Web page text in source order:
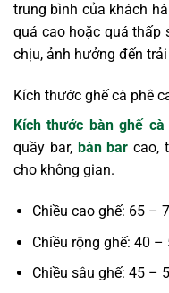
trung bình của khách
quá cao hoặc quá thấp
chịu, ảnh hưởng đến
Kích thước ghế cà phê
Kích thước bàn ghế cà
quầy bar, bàn bar cao,
cho không gian.
Chiều cao ghế: 65 –
Chiều rộng ghế: 40 –
Chiều sâu ghế: 45 –